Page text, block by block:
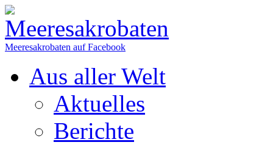
Meeresakrobaten auf Facebook
Aus aller Welt
Aktuelles
Berichte